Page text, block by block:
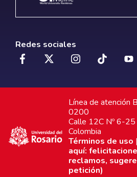
Redes sociales
Línea de atención
0200
Calle 12C Nº 6-
Colombia
Términos de uso |
aquí:
reclamos,
petición)